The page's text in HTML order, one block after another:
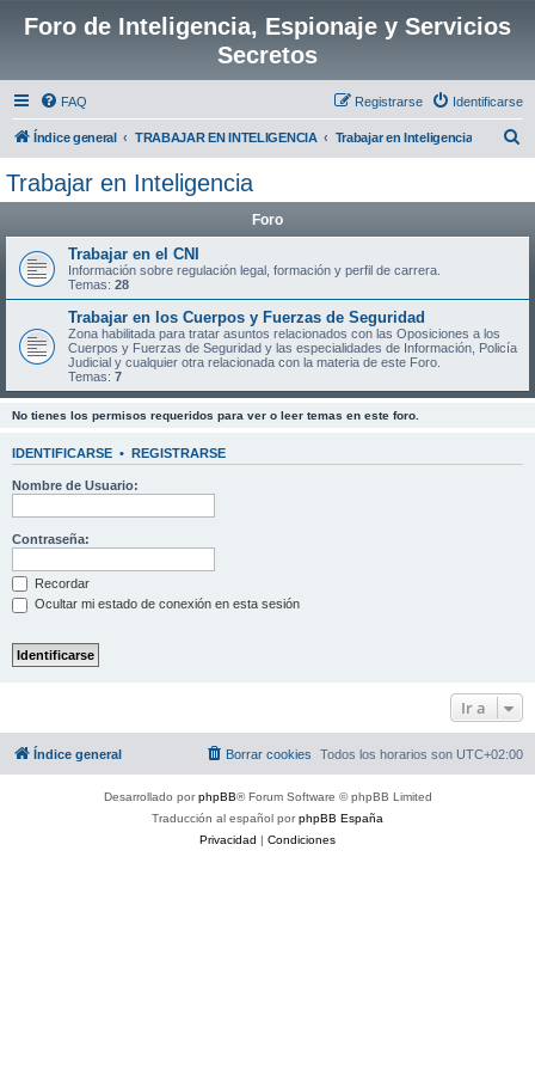
Foro de Inteligencia, Espionaje y Servicios
Secretos
FAQ Identificarse
Registrarse
Índice general TRABAJAR EN INTELIGENCIA Trabajar en Inteligencia
Trabajar en Inteligencia
Foro
Trabajar en el CNI
Información sobre regulación legal, formación y perfil de carrera.
Temas: 28
Trabajar en los Cuerpos y Fuerzas de Seguridad
Zona habilitada para tratar asuntos relacionados con las Oposiciones a los
Cuerpos y Fuerzas de Seguridad y las especialidades de Información, Policía
Judicial y cualquier otra relacionada con la materia de este Foro.
Temas: 7
No tienes los permisos requeridos para ver o leer temas en este foro.
IDENTIFICARSE • REGISTRARSE
Nombre de Usuario:
Contraseña:
Recordar
Ocultar mi estado de conexión en esta sesión
Ir a
Índice general Todos los horarios son UTC+02:00
Borrar cookies
Desarrollado porphpBB® Forum Software © phpBB Limited
Traducción al español porphpBB España
Privacidad | Condiciones